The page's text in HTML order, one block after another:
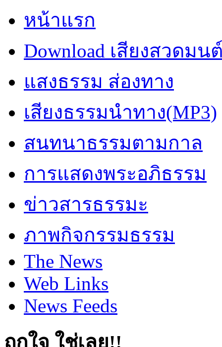
หน้าแรก
Download เสียงสวดมน
แสงธรรม ส่องทาง
เสียงธรรมนำทาง(MP3)
สนทนาธรรมตามกาล
การแสดงพระอภิธรรม
ข่าวสารธรรมะ
ภาพกิจกรรมธรรม
The News
Web Links
News Feeds
ถูกใจ ใช่เลย!!